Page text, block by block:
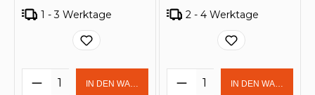
1 - 3 Werktage
Produkt Anzahl: Gib den
IN DEN WARENKORB
2 - 4 Werktage
Produkt Anzahl:
IN DEN